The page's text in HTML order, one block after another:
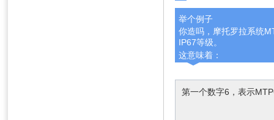
举个例子
你造吗，摩托罗拉系统
IP67等级。
这意味着：
第一个数字6，表示